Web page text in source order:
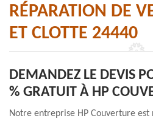
RÉPARATION DE
ET CLOTTE 24440
DEMANDEZ LE DEVIS
% GRATUIT À HP
Notre entreprise HP Couverture